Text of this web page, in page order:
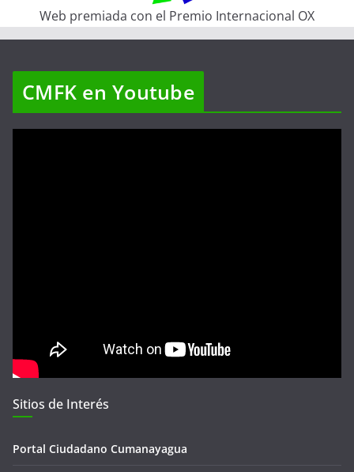
Web premiada con el Premio Internacional OX
CMFK en Youtube
Sitios de Interés
Portal Ciudadano Cumanayagua